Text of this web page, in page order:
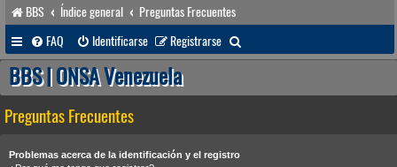
BBS Índice general
Preguntas Frecuentes
FAQ
Identificarse Registrarse
u
BBS | ONSA Venezuela
Preguntas Frecuentes
Problemas acerca de la identificación y el registro